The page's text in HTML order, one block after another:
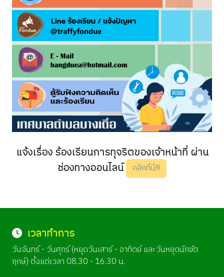
แจ้งเรื่อง ร้องเรียนการทุจริตของเจ้าหน้าที่ ผ่าน
ช่องทางออนไลน์
คลิกที่นี่!!!
เวลาทำการ
วันจันทร์ - วันศุกร์ (หยุดวันเสาร์ - อาทิตย์ และวันหยุดนักขัต
ฤกษ์) ตั้งแต่เวลา 08.30 - 16.30 น.